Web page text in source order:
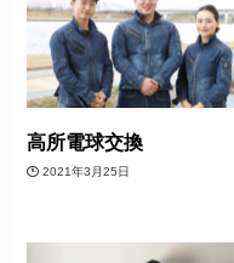
高所電球交換
2021年3月25日